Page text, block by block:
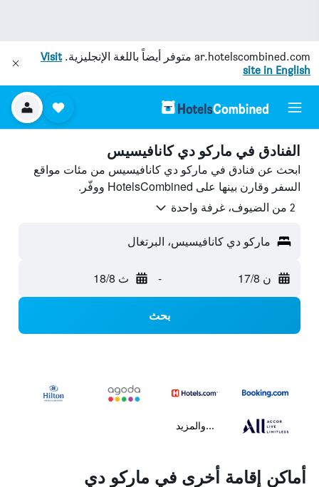
ar.hotelscombined.com متوفر أيضاً باللغة الإنجليزية.Visit
site in English
الفنادق في ماركو دي كانافيسيس
ابحث عن فنادق في ماركو دي كانافيسيس من مئات مواقع
السفر وقارن بينها على HotelsCombined ووفّر.
2 من الضيوف، غرفة واحدة
ماركو دي كانافيسيس، البرتغال
ن 17/8 - ث 18/8
بحث
...والمزيد
أماكن إقامة أخرى في ماركو دي